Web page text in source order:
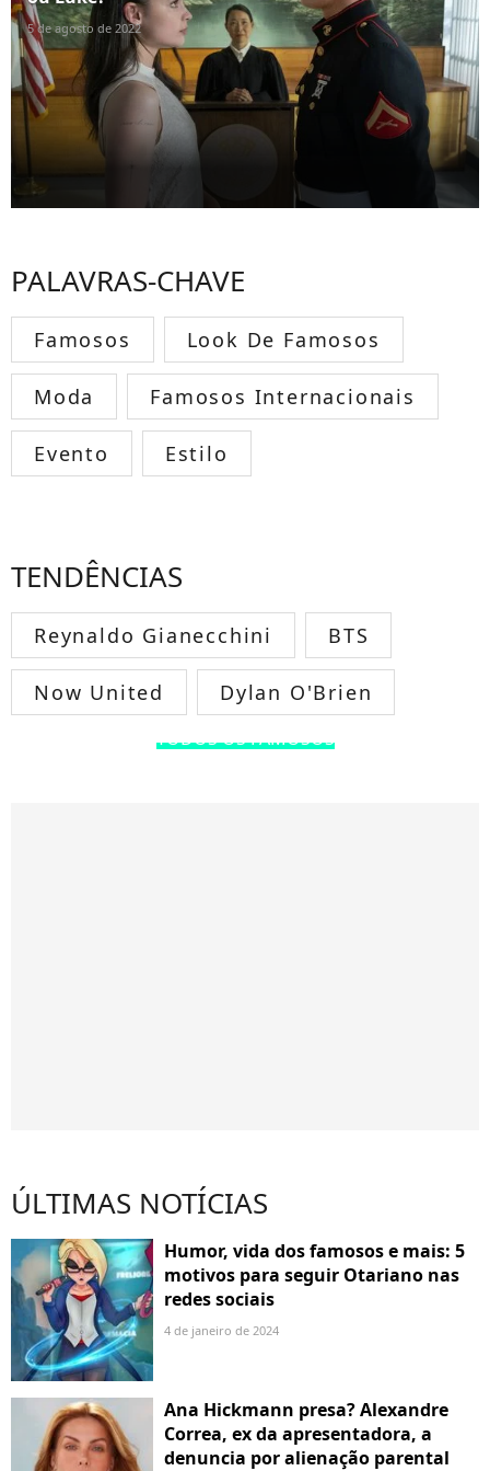
5 de agosto de 2022
PALAVRAS-CHAVE
Famosos Look De Famosos
Moda Famosos Internacionais
Evento Estilo
TENDÊNCIAS
Reynaldo Gianecchini BTS
Now United Dylan O'Brien
TODOS OS FAMOSOS
ÚLTIMAS NOTÍCIAS
Humor, vida dos famosos e mais: 5
motivos para seguir Otariano nas
redes sociais
4 de janeiro de 2024
Ana Hickmann presa? Alexandre
Correa, ex da apresentadora, a
denuncia por alienação parental